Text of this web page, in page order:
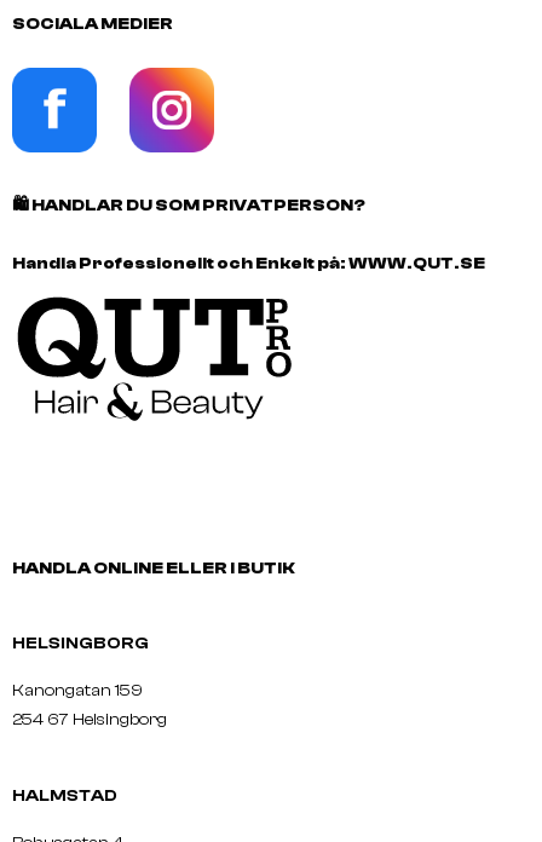
SOCIALA MEDIER
🛍️HANDLAR DU SOM PRIVATPERSON?
Handla Professionellt och Enkelt på:WWW.QUT.SE
HANDLA ONLINE ELLER I BUTIK
HELSINGBORG
Kanongatan 159
254 67 Helsingborg
HALMSTAD